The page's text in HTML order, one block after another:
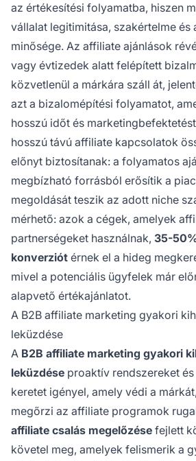
az értékesítési folyamatba, hiszen
vállalat legitimitása, szakértelme és
minősége. Az affiliate ajánlások
vagy évtizedek alatt felépített
közvetlenül a márkára száll át,
azt a bizalomépítési folyamatot,
hosszú időt és
hosszú távú affiliate kapcsolatok
előnyt biztosítanak: a folyamatos
megbízható forrásból erősítik a
megoldását teszik az adott niche
mérhető: azok a cégek, amelyek
partnerségeket használnak, 35-
konverziót érnek el a hideg
mivel a potenciális ügyfelek már
alapvető értékajánlatot.
A B2B affiliate marketing gyakori
leküzdése
A B2B affiliate marketing gyakori
leküzdése proaktív rendszereket
keretet igényel, amely védi a
megőrzi az affiliate programok
affiliate csalás megelőzése fejlett
követel meg, amelyek felismerik a